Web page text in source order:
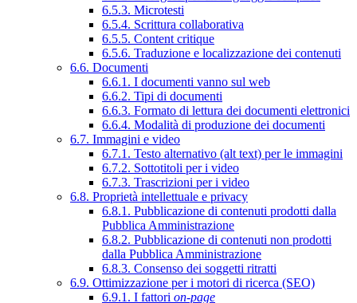
6.5.3. Microtesti
6.5.4. Scrittura collaborativa
6.5.5. Content critique
6.5.6. Traduzione e localizzazione dei contenuti
6.6. Documenti
6.6.1. I documenti vanno sul web
6.6.2. Tipi di documenti
6.6.3. Formato di lettura dei documenti elettronici
6.6.4. Modalità di produzione dei documenti
6.7. Immagini e video
6.7.1. Testo alternativo (alt text) per le immagini
6.7.2. Sottotitoli per i video
6.7.3. Trascrizioni per i video
6.8. Proprietà intellettuale e privacy
6.8.1. Pubblicazione di contenuti prodotti dalla
Pubblica Amministrazione
6.8.2. Pubblicazione di contenuti non prodotti
dalla Pubblica Amministrazione
6.8.3. Consenso dei soggetti ritratti
6.9. Ottimizzazione per i motori di ricerca (SEO)
6.9.1. I fattori on-page